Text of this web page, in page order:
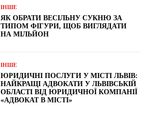
ІНШЕ
ЯК ОБРАТИ ВЕСІЛЬНУ СУКНЮ ЗА
ТИПОМ ФІГУРИ, ЩОБ ВИГЛЯДАТИ
НА МІЛЬЙОН
ІНШЕ
ЮРИДИЧНІ ПОСЛУГИ У МІСТІ ЛЬВІВ:
НАЙКРАЩІ АДВОКАТИ У ЛЬВІВСЬКІЙ
ОБЛАСТІ ВІД ЮРИДИЧНОЇ КОМПАНІЇ
«АДВОКАТ В МІСТІ»